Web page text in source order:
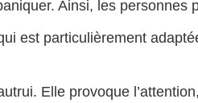
Ainsi, les
est particulièrement
Elle provoque